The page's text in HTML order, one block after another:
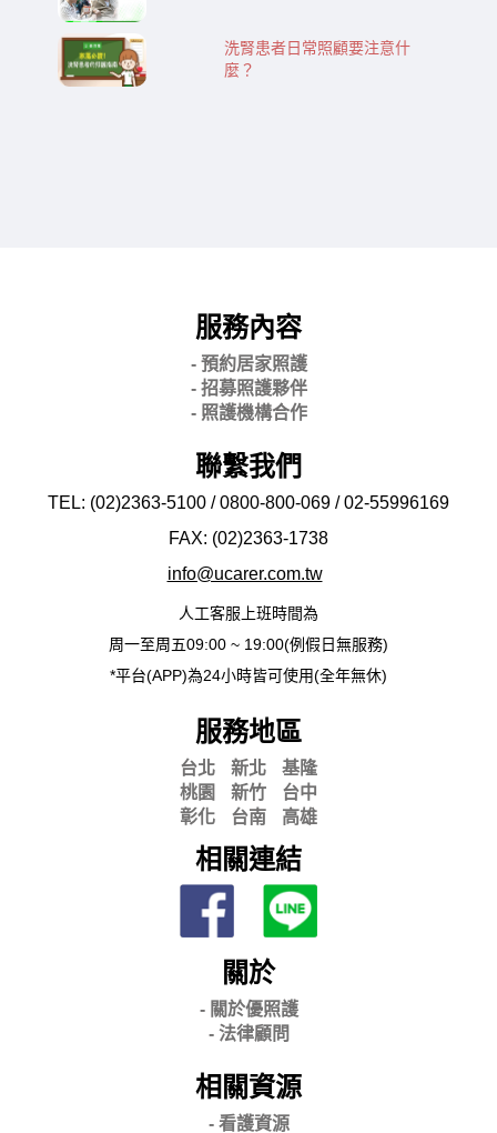
洗腎患者日常照顧要注意什
麼？
服務內容
- 預約居家照護
- 招募照護夥伴
- 照護機構合作
聯繫我們
TEL: (02)2363-5100 / 0800-800-069 / 02-55996169
FAX: (02)2363-1738
info@ucarer.com.tw
人工客服上班時間為
周一至周五09:00 ~ 19:00(例假日無服務)
*平台(APP)為24小時皆可使用(全年無休)
服務地區
台北 新北
基隆
桃園
新竹
台中
彰化
台南 高雄
相關連結
關於
- 關於優照護
- 法律顧問
相關資源
- 看護資源